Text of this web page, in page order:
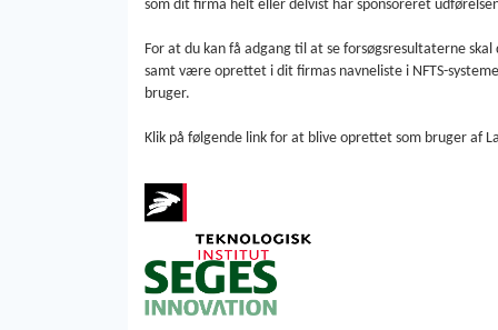
som dit firma helt eller delvist har sponsoreret
For at du kan få adgang til at se forsøgsresultaterne
samt være oprettet i dit firmas navneliste i NFTS-
bruger.
Klik på følgende link for at blive oprettet som bruger af